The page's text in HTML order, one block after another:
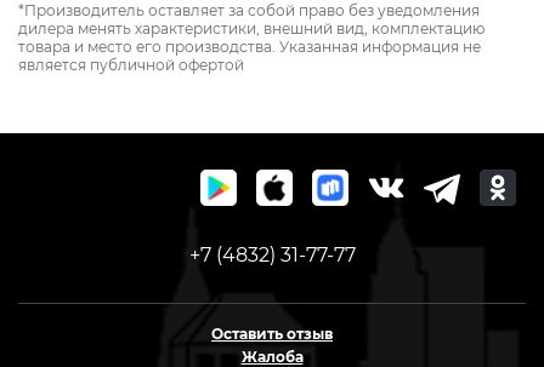
*Производитель оставляет за собой право без уведомления
дилера менять характеристики, внешний вид, комплектацию
товара и место его производства. Указанная информация не
является публичной офертой
+7 (4832) 31-77-77
Оставить отзыв
Жалоба